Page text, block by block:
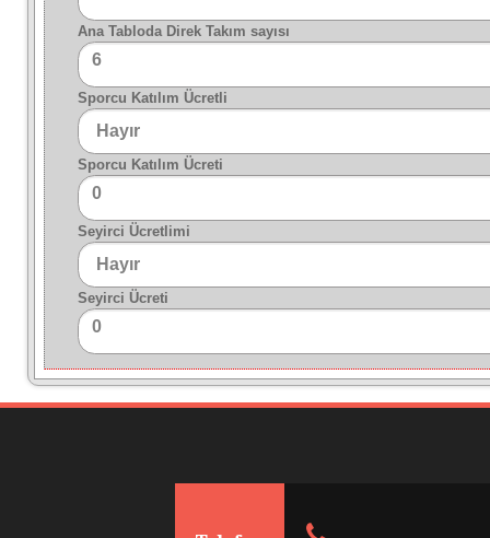
Ana Tabloda Direk Takım sayısı
6
Sporcu Katılım Ücretli
Sporcu Katılım Ücreti
0
Seyirci Ücretlimi
Seyirci Ücreti
0